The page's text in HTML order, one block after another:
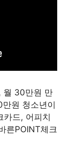
월 30만원 만
원 청소년이
카드, 어피치
른POINT체크